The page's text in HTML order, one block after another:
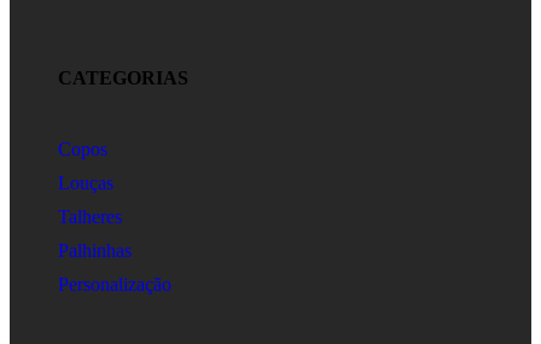
CATEGORIAS
Copos
Louças
Talheres
Palhinhas
Personalização